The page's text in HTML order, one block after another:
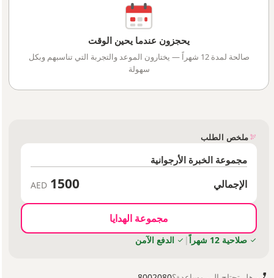
يحجزون عندما يحين الوقت
صالحة لمدة 12 شهراً — يختارون الموعد والتجربة التي تناسبهم وبكل
سهولة
ملخص الطلب
مجموعة الخبرة الأرجوانية
الإجمالي 1500
AED
مجموعة الهدايا
صلاحية 12 شهراً | الدفع الآمن